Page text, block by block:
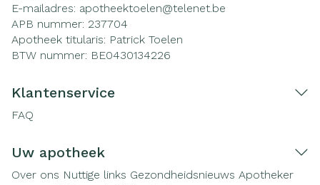
E-mailadres: apotheektoelen@telenet.be
APB nummer: 237704
Apotheek titularis: Patrick Toelen
BTW nummer: BE0430134226
Klantenservice
FAQ
Uw apotheek
Over ons Nuttige links Gezondheidsnieuws Apotheker